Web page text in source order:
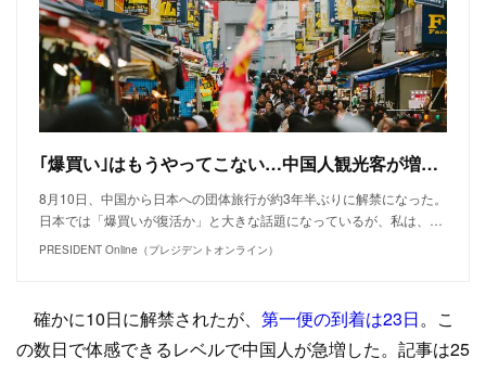
｢爆買い｣はもうやってこない…中国人観光客が増えているはずなのに､街中であまり目立たないワケ 団体旅行はもう時代遅れになっている
8月10日、中国から日本への団体旅行が約3年半ぶりに解禁になった。
日本では「爆買いが復活か」と大きな話題になっているが、私は、…
PRESIDENT Online（プレジデントオンライン）
確かに10日に解禁されたが、 第一便の到着は23日。こ
の数日で体感できるレベルで中国人が急増した。記事は25